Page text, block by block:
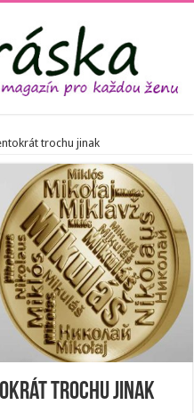
trochu jinak
trochu jinak